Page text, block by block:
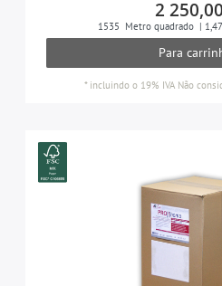
PROFhome
DIMENSÕES
tem boa solidez à luz
SUPERFÍCIE
na sala de estar, quarto,
2
1535 Metro quadrado |
Para
* incluindo o 19% IVA Não